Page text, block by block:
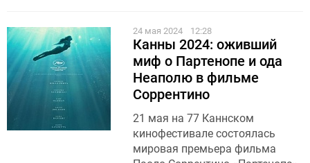
24 мая 2024 12:28
Канны 2024: оживший
миф о Партенопе и ода
Неаполю в фильме
Соррентино
21 мая на 77 Каннском
кинофестивале состоялась
мировая премьера фильма